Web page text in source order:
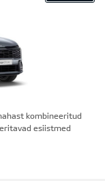
kombineeritud
esiistmed